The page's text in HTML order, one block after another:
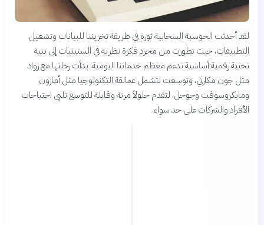
لقد أحدثت الحوسبة السحابية ثورة في طريقة تخزيننا للبيانات وتشغيل
التطبيقات، حيث تطورت من مجرد فكرة نظرية في الستينيات إلى بنية
تحتية رقمية أساسية تدعم معظم خدماتنا اليومية. بدأت رحلتها مع رواد
مثل جون مكارثي، وتوسعت لتشمل عمالقة التكنولوجيا مثل أمازون
ومايكروسوفت وجوجل، لتقدم حلولاً مرنة وقابلة للتوسع تلبي احتياجات
الأفراد والشركات على حد سواء.